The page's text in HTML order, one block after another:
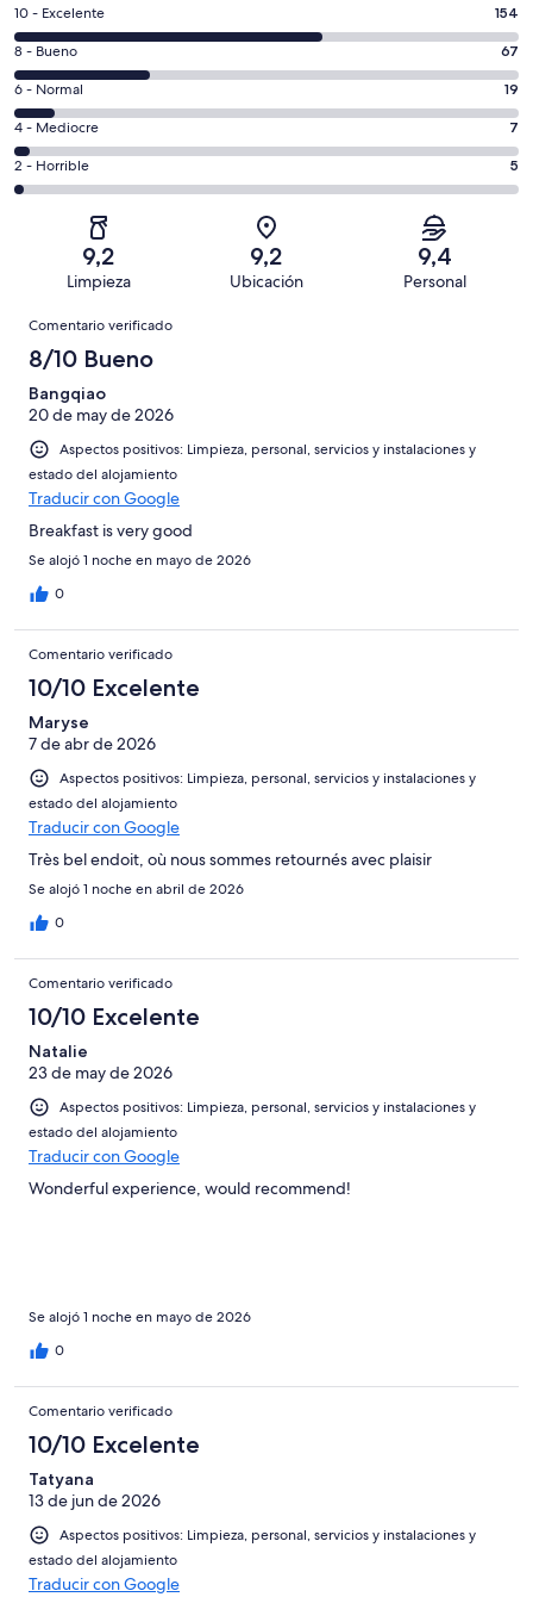
154
comentarios
de
un
total
de
252
con
puntuación
10 - Excelente 154
67
comentarios
de
un
total
de
puntuación
8 - Bueno 67
19
comentarios
de
un
total
puntuación
Normal
6 - Normal 19
7
comentarios
de
una
puntuación
Mediocre
4 - Mediocre 7
5
comentarios
252
una
puntuación
de
Horrible
2 - Horrible 5
9,2
Limpieza
9,2
Ubicación
9,4
Personal
Comentarios
Comentario verificado
8/10 Bueno
Bangqiao
20 de may de 2026
Aspectos positivos: Limpieza, personal, servicios y instalaciones y
estado del alojamiento
Traducir con Google
Breakfast is very good
Se alojó 1 noche en mayo de 2026
0
Comentario verificado
10/10 Excelente
Maryse
7 de abr de 2026
Aspectos positivos: Limpieza, personal, servicios y instalaciones y
estado del alojamiento
Traducir con Google
Très bel endoit, où nous sommes retournés avec plaisir
Se alojó 1 noche en abril de 2026
0
Comentario verificado
10/10 Excelente
Natalie
23 de may de 2026
Aspectos positivos: Limpieza, personal, servicios y instalaciones y
estado del alojamiento
Traducir con Google
Wonderful experience, would recommend!
Se alojó 1 noche en mayo de 2026
0
Comentario verificado
10/10 Excelente
Tatyana
13 de jun de 2026
Aspectos positivos: Limpieza, personal, servicios y instalaciones y
estado del alojamiento
Traducir con Google